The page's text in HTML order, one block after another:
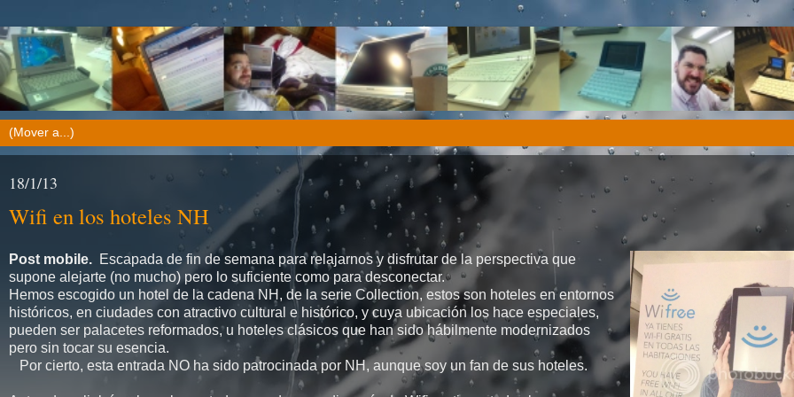
18/1/13
Wifi en los hoteles NH
Post mobile. Escapada de fin de semana para relajarnos y disfrutar de la perspectiva que
supone alejarte (no mucho) pero lo suficiente como para desconectar.
Hemos escogido un hotel de la cadena NH, de la serie Collection, estos son hoteles en entornos
históricos, en ciudades con atractivo cultural e histórico, y cuya ubicación los hace especiales,
pueden ser palacetes reformados, u hoteles clásicos que han sido hábilmente modernizados
pero sin tocar su esencia.
Por cierto, esta entrada NO ha sido patrocinada por NH, aunque soy un fan de sus hoteles.